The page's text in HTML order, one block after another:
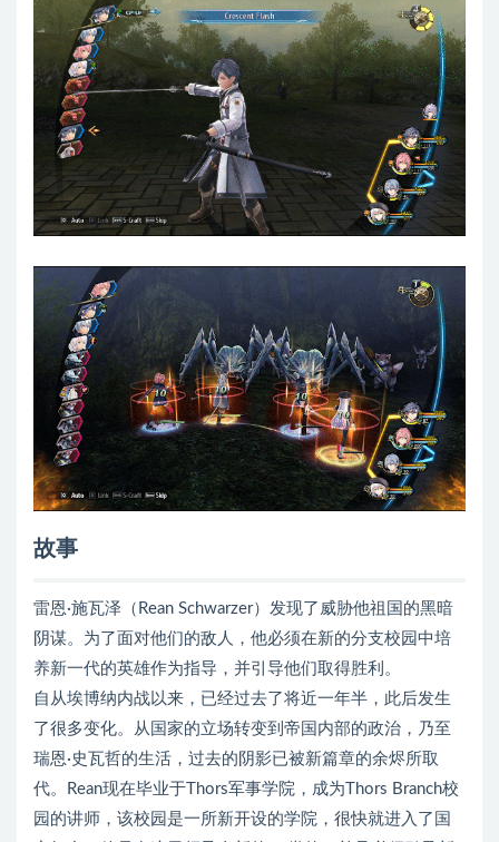
故事
雷恩·施瓦泽（Rean Schwarzer）发现了威胁他祖国的黑暗
阴谋。为了面对他们的敌人，他必须在新的分支校园中培
养新一代的英雄作为指导，并引导他们取得胜利。
自从埃博纳内战以来，已经过去了将近一年半，此后发生
了很多变化。从国家的立场转变到帝国内部的政治，乃至
瑞恩·史瓦哲的生活，过去的阴影已被新篇章的余烬所取
代。Rean现在毕业于Thors军事学院，成为Thors Branch校
园的讲师，该校园是一所新开设的学院，很快就进入了国